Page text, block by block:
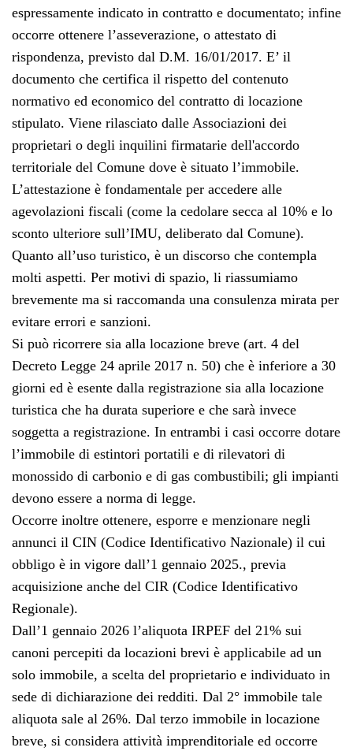
espressamente indicato in contratto e documentato; infine
occorre ottenere l’asseverazione, o attestato di
rispondenza, previsto dal D.M. 16/01/2017. E’ il
documento che certifica il rispetto del contenuto
normativo ed economico del contratto di locazione
stipulato. Viene rilasciato dalle Associazioni dei
proprietari o degli inquilini firmatarie dell'accordo
territoriale del Comune dove è situato l’immobile.
L’attestazione è fondamentale per accedere alle
agevolazioni fiscali (come la cedolare secca al 10% e lo
sconto ulteriore sull’IMU, deliberato dal Comune).
Quanto all’uso turistico, è un discorso che contempla
molti aspetti. Per motivi di spazio, li riassumiamo
brevemente ma si raccomanda una consulenza mirata per
evitare errori e sanzioni.
Si può ricorrere sia alla locazione breve (art. 4 del
Decreto Legge 24 aprile 2017 n. 50) che è inferiore a 30
giorni ed è esente dalla registrazione sia alla locazione
turistica che ha durata superiore e che sarà invece
soggetta a registrazione. In entrambi i casi occorre dotare
l’immobile di estintori portatili e di rilevatori di
monossido di carbonio e di gas combustibili; gli impianti
devono essere a norma di legge.
Occorre inoltre ottenere, esporre e menzionare negli
annunci il CIN (Codice Identificativo Nazionale) il cui
obbligo è in vigore dall’1 gennaio 2025., previa
acquisizione anche del CIR (Codice Identificativo
Regionale).
Dall’1 gennaio 2026 l’aliquota IRPEF del 21% sui
canoni percepiti da locazioni brevi è applicabile ad un
solo immobile, a scelta del proprietario e individuato in
sede di dichiarazione dei redditi. Dal 2° immobile tale
aliquota sale al 26%. Dal terzo immobile in locazione
breve, si considera attività imprenditoriale ed occorre